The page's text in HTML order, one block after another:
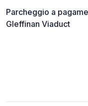
Parcheggio a
Gleffinan Viaduct